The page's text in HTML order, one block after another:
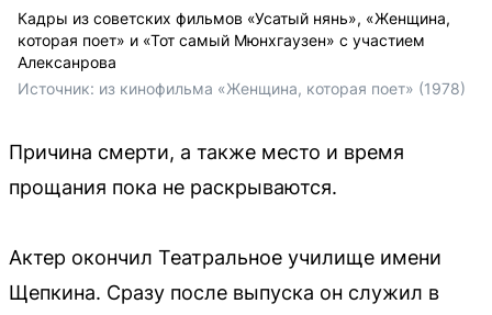
Кадры из советских фильмов «Усатый нянь», «Женщина,
которая поет» и «Тот самый Мюнхгаузен» с участием
Алексанрова
Источник: из кинофильма «Женщина, которая поет» (1978)
Причина смерти, а также место и время
прощания пока не раскрываются.
Актер окончил Театральное училище имени
Щепкина. Сразу после выпуска он служил в